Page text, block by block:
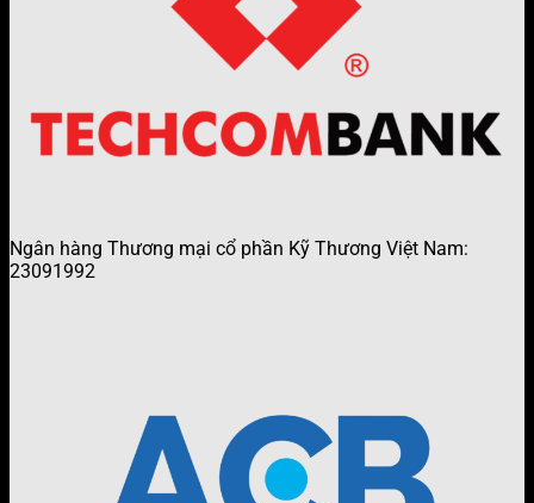
Ngân hàng Thương mại cổ phần Kỹ Thương Việt Nam:
23091992